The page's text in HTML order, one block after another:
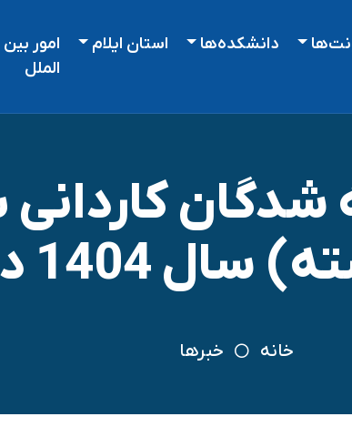
دانشکده‌ها استان ایلام
امور بين
الملل
شدگان
ایلام
خانه خبرها